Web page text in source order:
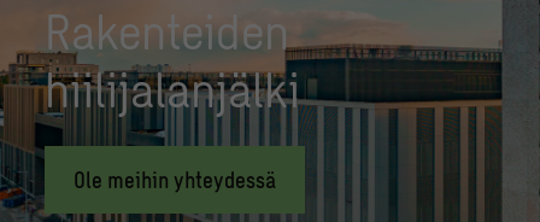
Rakenteiden
hiilijalanjälki
Ole meihin yhteydessä